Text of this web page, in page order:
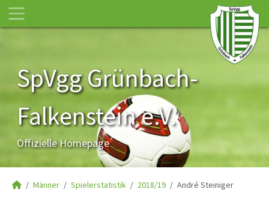
SpVgg Grünbach-
Falkenstein e.V.
Offizielle Homepage
Männer Spielerstatistik 2018/19 André Steiniger